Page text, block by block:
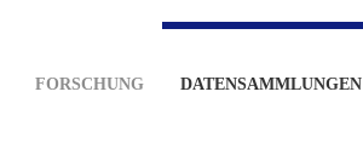
FORSCHUNG DATENSAMMLUNGEN